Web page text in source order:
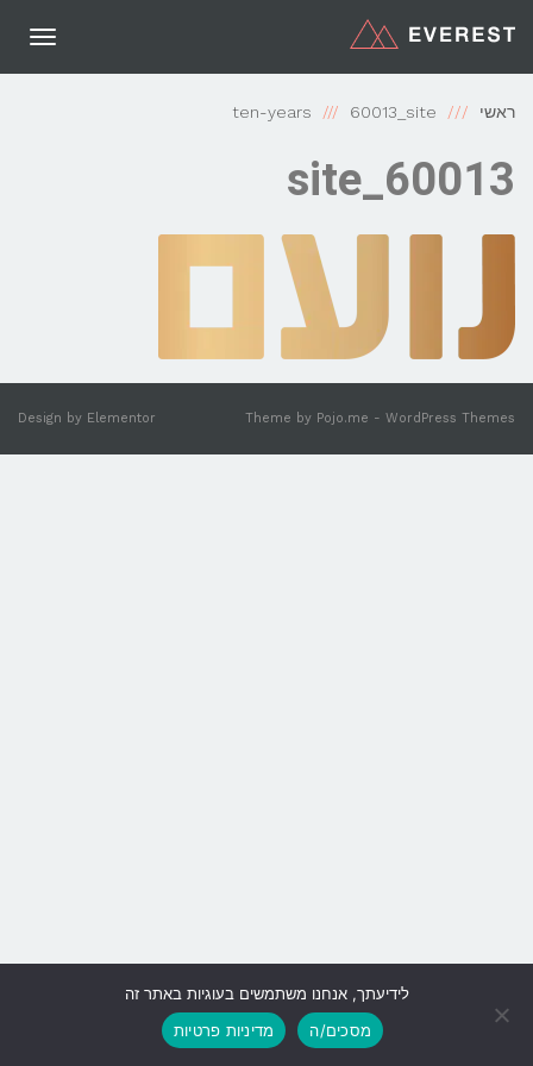
ראשי ten-years 60013_site
60013_site
Theme by Pojo.me - WordPress Themes
Design by Elementor
גלילה
לראש
לידיעתך, אנחנו משתמשים בעוגיות באתר זה
מסכים/ה
מדיניות פרטיות